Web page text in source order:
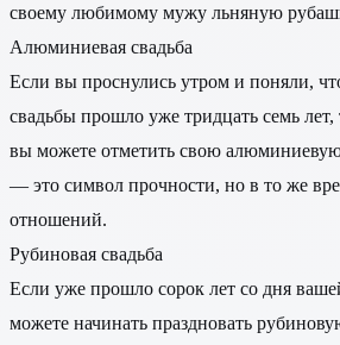
своему любимому мужу льняную
Алюминиевая свадьба
Если вы проснулись утром и поняли,
свадьбы прошло уже тридцать семь лет,
вы можете отметить свою
— это символ прочности, но в то же
отношений.
Рубиновая свадьба
Если уже прошло сорок лет со дня
можете начинать праздновать